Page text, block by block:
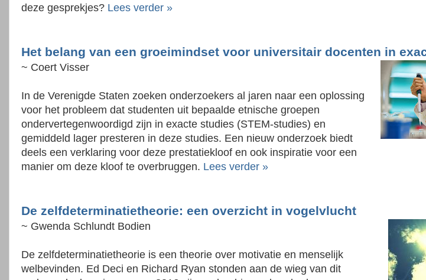
deze gesprekjes? Lees verder »
Het belang van een groeimindset voor universitair docenten in
~ Coert Visser
In de Verenigde Staten zoeken onderzoekers al jaren naar een oplossing
voor het probleem dat studenten uit bepaalde etnische groepen
ondervertegenwoordigd zijn in exacte studies (STEM-studies) en
gemiddeld lager presteren in deze studies. Een nieuw onderzoek biedt
deels een verklaring voor deze prestatiekloof en ook inspiratie voor een
manier om deze kloof te overbruggen. Lees verder »
De zelfdeterminatietheorie: een overzicht in vogelvlucht
~ Gwenda Schlundt Bodien
De zelfdeterminatietheorie is een theorie over motivatie en menselijk
welbevinden. Ed Deci en Richard Ryan stonden aan de wieg van dit